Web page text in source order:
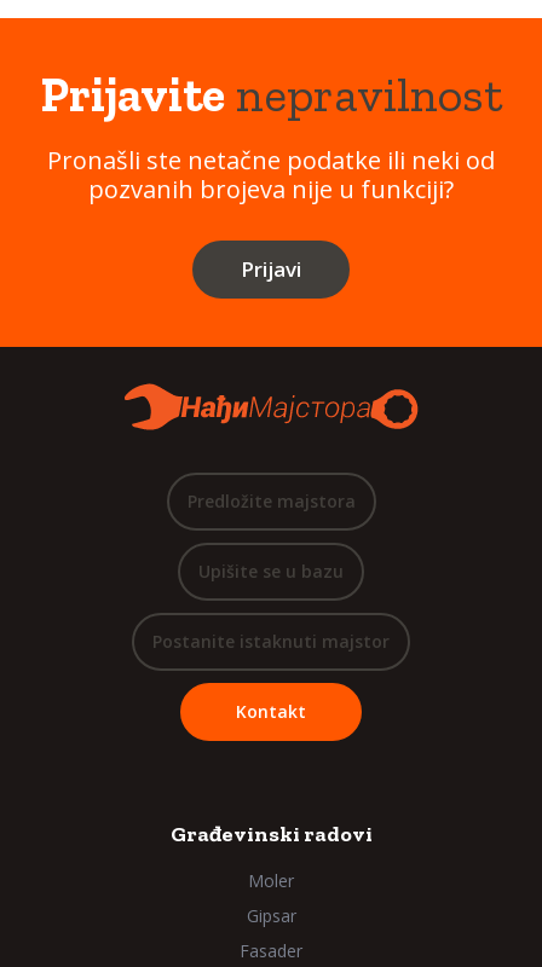
Prijavitenepravilnost
Pronašli ste netačne podatke ili neki od
pozvanih brojeva nije u funkciji?
Prijavi
Predložite majstora
Upišite se u bazu
Postanite istaknuti majstor
Kontakt
Građevinski radovi
Moler
Gipsar
Fasader